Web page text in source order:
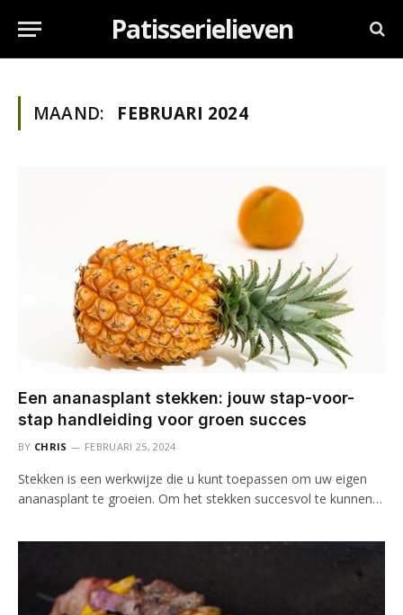
Patisserielieven
MAAND: FEBRUARI 2024
Een ananasplant stekken: jouw stap-voor-
stap handleiding voor groen succes
BY CHRIS FEBRUARI 25, 2024
Stekken is een werkwijze die u kunt toepassen om uw eigen
ananasplant te groeien. Om het stekken succesvol te kunnen…